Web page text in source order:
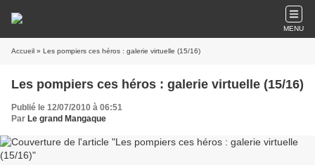
MENU
Accueil » Les pompiers ces héros : galerie virtuelle (15/16)
Les pompiers ces héros : galerie virtuelle (15/16)
Publié le 12/07/2010 à 06:51
Par Le grand Mangaque